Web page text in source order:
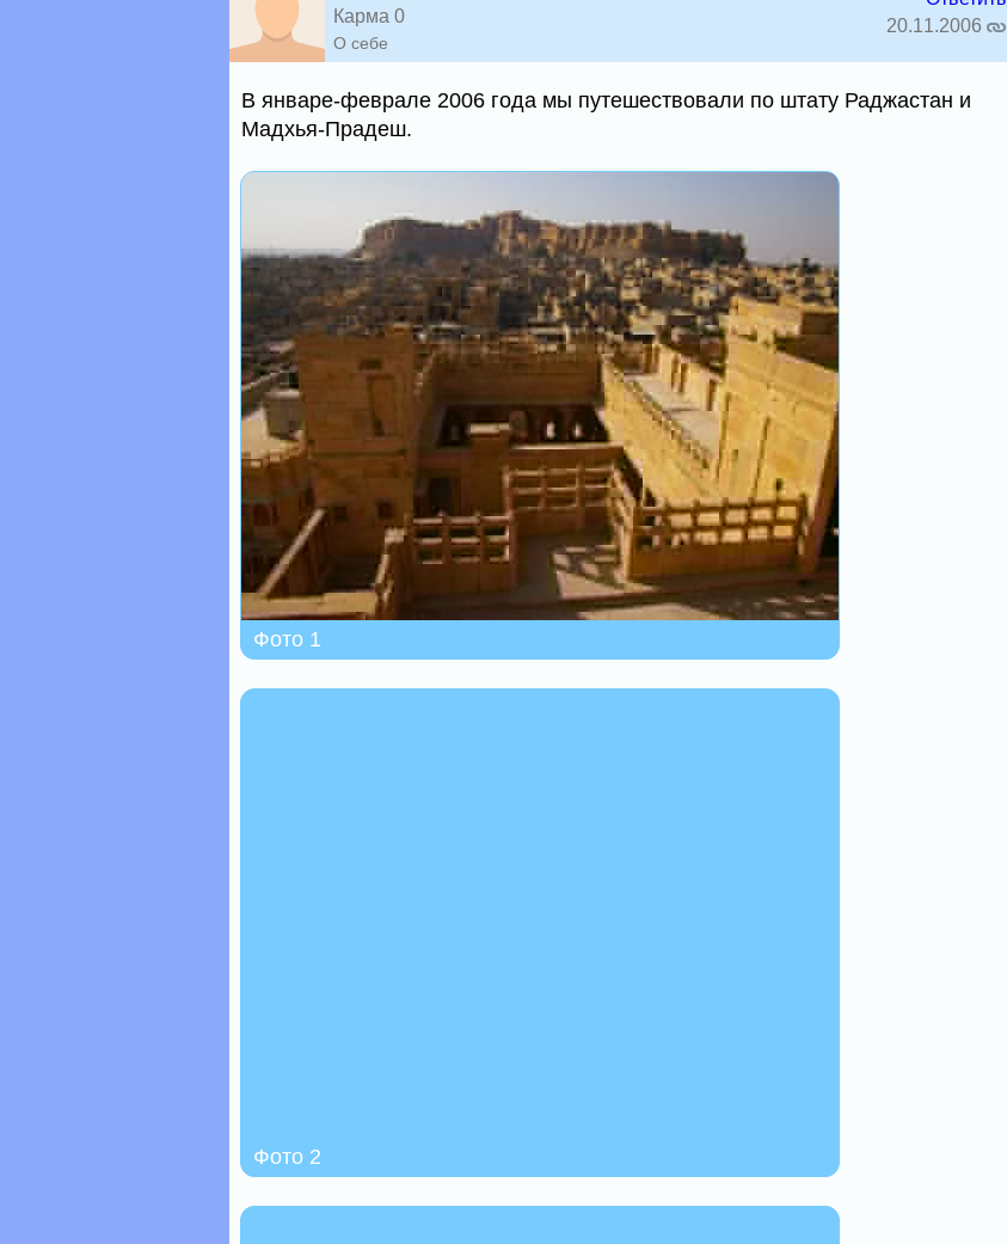
Карма 0
О себе
20.11.2006
В январе-феврале 2006 года мы путешествовали по штату Раджастан и
Мадхья-Прадеш.
Фото 1
Фото 2